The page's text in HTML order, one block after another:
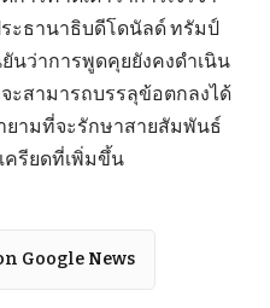
ะธานาธิบดีโดนัลด์ ทรัมป์
นว่าการพูดคุยยังคงดำเนิน
ะสามารถบรรลุข้อตกลงได้
ามที่จะรักษาสายสัมพันธ์
ครียดที่เพิ่มขึ้น
Google News